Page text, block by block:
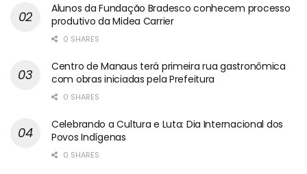
Alunos da Fundação Bradesco conhecem processo
produtivo da Midea Carrier
0 SHARES
Centro de Manaus terá primeira rua gastronômica
com obras iniciadas pela Prefeitura
0 SHARES
Celebrando a Cultura e Luta: Dia Internacional dos
Povos Indígenas
0 SHARES